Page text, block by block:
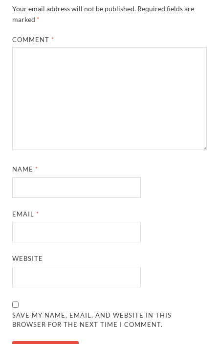
Your email address will not be published. Required fields are
marked *
COMMENT *
NAME *
EMAIL *
WEBSITE
SAVE MY NAME, EMAIL, AND WEBSITE IN THIS
BROWSER FOR THE NEXT TIME I COMMENT.